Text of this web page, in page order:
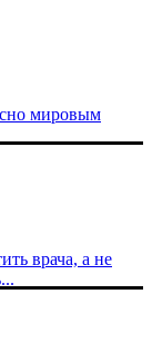
мировым
врача, а не